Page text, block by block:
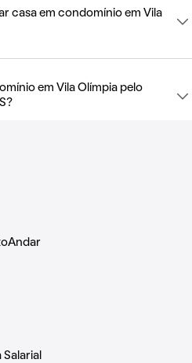
casa em condomínio em Vila
em Vila Olímpia pelo